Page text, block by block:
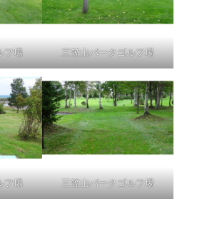
フ場 三笠山パークゴルフ場
フ場 三笠山パークゴルフ場